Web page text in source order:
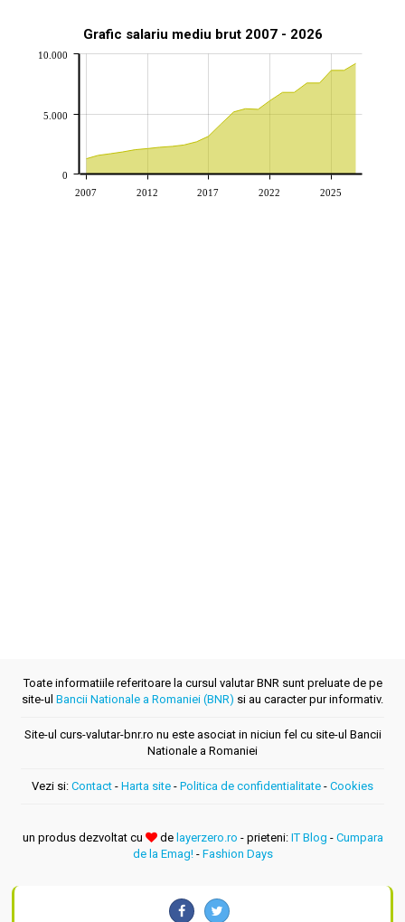
Grafic salariu mediu brut 2007 - 2026
2007 2012 2017 2022 2025
0
5.000
10.000
Toate informatiile referitoare la cursul valutar BNR sunt preluate de pe
site-ul Bancii Nationale a Romaniei (BNR) si au caracter pur informativ.
Site-ul curs-valutar-bnr.ro nu este asociat in niciun fel cu site-ul Bancii
Nationale a Romaniei
Vezi si: Contact - Harta site - Politica de confidentialitate - Cookies
un produs dezvoltat cu de layerzero.ro - prieteni: IT Blog - Cumpara
de la Emag!- Fashion Days